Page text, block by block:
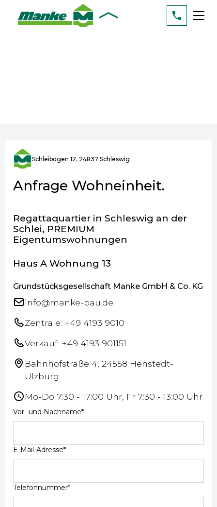
Schleibogen 12, 24837 Schleswig
Anfrage Wohneinheit.
Regattaquartier in Schleswig an der
Schlei, PREMIUM
Eigentumswohnungen
Haus A Wohnung 13
Grundstücksgesellschaft Manke GmbH & Co. KG
info@manke-bau.de
Zentrale: +49 4193 9010
Verkauf: +49 4193 901151
Bahnhofstraße 4, 24558 Henstedt-
Ulzburg
Mo-Do 7:30 - 17:00 Uhr, Fr 7:30 - 13:00 Uhr
Vor- und Nachname*
E-Mail-Adresse*
Telefonnummer*